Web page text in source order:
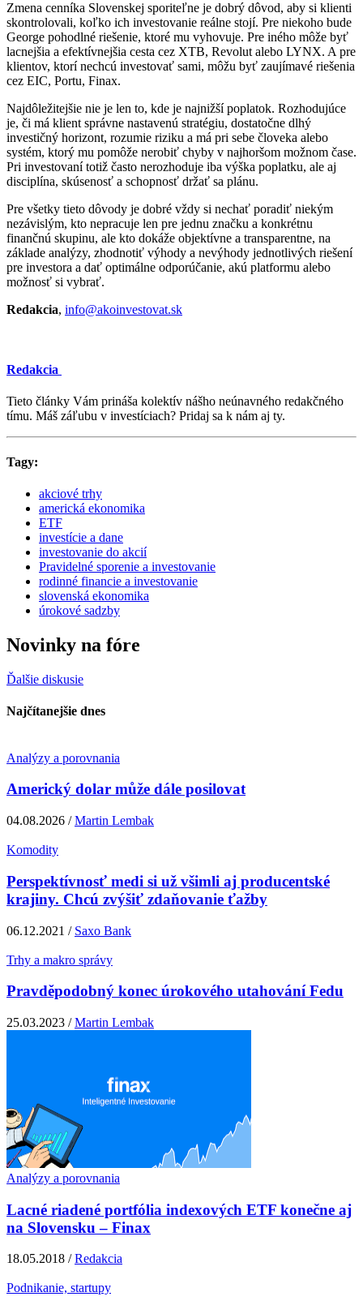
Zmena cenníka Slovenskej sporiteľne je dobrý dôvod, aby si klienti
skontrolovali, koľko ich investovanie reálne stojí. Pre niekoho bude
George pohodlné riešenie, ktoré mu vyhovuje. Pre iného môže byť
lacnejšia a efektívnejšia cesta cez XTB, Revolut alebo LYNX. A pre
klientov, ktorí nechcú investovať sami, môžu byť zaujímavé riešenia
cez EIC, Portu, Finax.
Najdôležitejšie nie je len to, kde je najnižší poplatok. Rozhodujúce
je, či má klient správne nastavenú stratégiu, dostatočne dlhý
investičný horizont, rozumie riziku a má pri sebe človeka alebo
systém, ktorý mu pomôže nerobiť chyby v najhoršom možnom čase.
Pri investovaní totiž často nerozhoduje iba výška poplatku, ale aj
disciplína, skúsenosť a schopnosť držať sa plánu.
Pre všetky tieto dôvody je dobré vždy si nechať poradiť niekým
nezávislým, kto nepracuje len pre jednu značku a konkrétnu
finančnú skupinu, ale kto dokáže objektívne a transparentne, na
základe analýzy, zhodnotiť výhody a nevýhody jednotlivých riešení
pre investora a dať optimálne odporúčanie, akú platformu alebo
možnosť si vybrať.
Redakcia, info@akoinvestovat.sk
Redakcia
Tieto články Vám prináša kolektív nášho neúnavného redakčného
tímu. Máš záľubu v investíciach? Pridaj sa k nám aj ty.
Tagy:
akciové trhy
americká ekonomika
ETF
investície a dane
investovanie do akcií
Pravidelné sporenie a investovanie
rodinné financie a investovanie
slovenská ekonomika
úrokové sadzby
Novinky na fóre
Ďalšie diskusie
Najčítanejšie dnes
Analýzy a porovnania
Americký dolar může dále posilovat
04.08.2026 /Martin Lembak
Komodity
Perspektívnosť medi si už všimli aj producentské
krajiny. Chcú zvýšiť zdaňovanie ťažby
06.12.2021 / Saxo Bank
Trhy a makro správy
Pravděpodobný konec úrokového utahování Fedu
25.03.2023 /Martin Lembak
Analýzy a porovnania
Lacné riadené portfólia indexových ETF konečne aj
na Slovensku – Finax
18.05.2018 /Redakcia
Podnikanie, startupy